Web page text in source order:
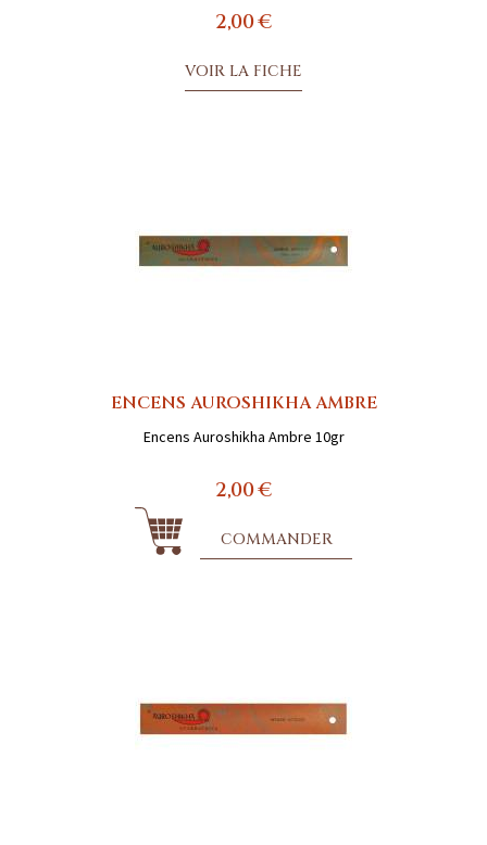
2,00 €
VOIR LA FICHE
ENCENS AUROSHIKHA AMBRE
Encens Auroshikha Ambre 10gr
2,00 €
COMMANDER